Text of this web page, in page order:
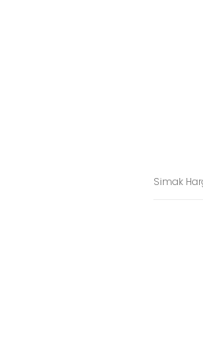
Simak